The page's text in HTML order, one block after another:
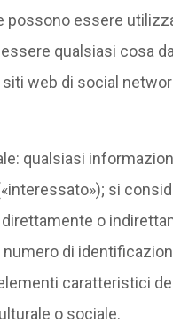
possono essere
qualsiasi cosa
web di social
qualsiasi
si
o
di
caratteristici
o sociale.